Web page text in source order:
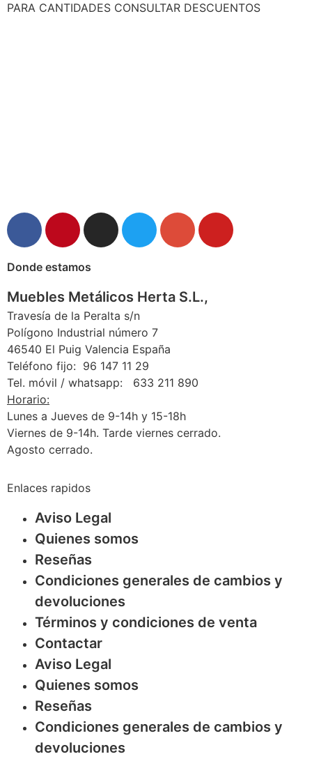
PARA CANTIDADES CONSULTAR DESCUENTOS
Donde estamos
Muebles Metálicos Herta S.L.,
Travesía de la Peralta s/n
Polígono Industrial número 7
46540 El Puig Valencia España
Teléfono fijo: 96 147 11 29
Tel. móvil / whatsapp: 633 211 890
Horario:
Lunes a Jueves de 9-14h y 15-18h
Viernes de 9-14h. Tarde viernes cerrado.
Agosto cerrado.
Enlaces rapidos
Aviso Legal
Quienes somos
Reseñas
Condiciones generales de cambios y
devoluciones
Términos y condiciones de venta
Contactar
Aviso Legal
Quienes somos
Reseñas
Condiciones generales de cambios y
devoluciones